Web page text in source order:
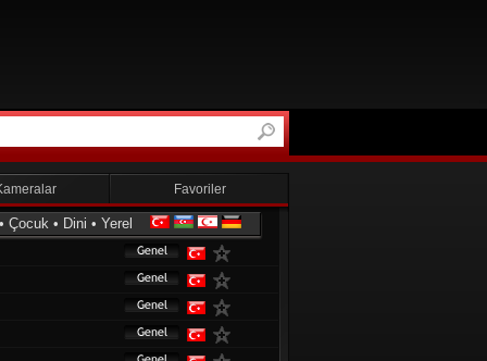
Favoriler
• Çocuk • Dini • Yerel